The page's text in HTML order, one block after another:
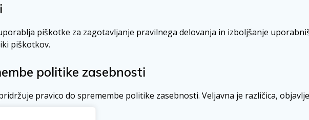
piškotke za zagotavljanje pravilnega delovanja in izboljšanje
piškotkov.
politike zasebnosti
pravico do spremembe politike zasebnosti. Veljavna je različica,